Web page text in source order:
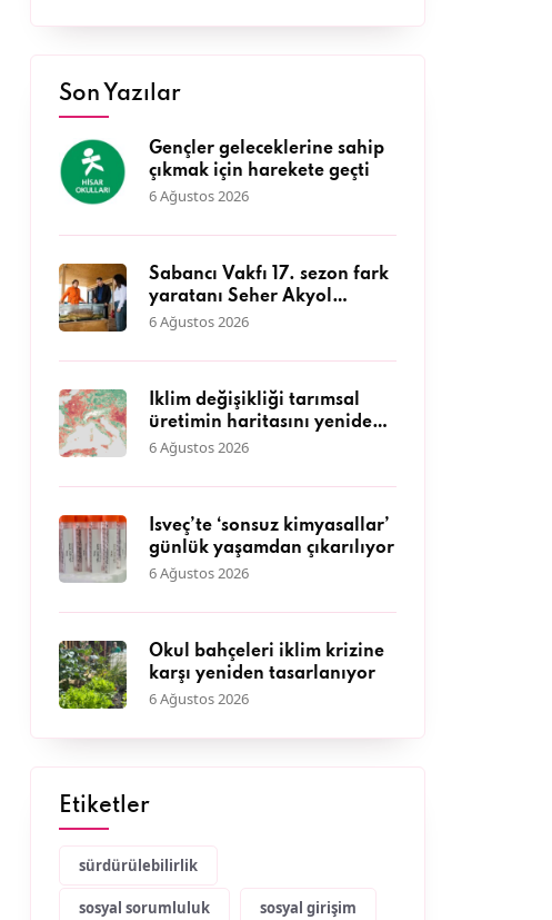
başladı
Son Yazılar
Gençler geleceklerine sahip
çıkmak için harekete geçti
6 Ağustos 2026
Sabancı Vakfı 17. sezon fark
yaratanı Seher Akyol
DEFAKOK Derneği ile kıyı
öncülük ediyor
6 Ağustos 2026
İklim değişikliği tarımsal
üretimin haritasını yeniden
çiziyor
6 Ağustos 2026
İsveç’te ‘sonsuz kimyasallar’
günlük yaşamdan çıkarılıyor
6 Ağustos 2026
Okul bahçeleri iklim krizine
karşı yeniden tasarlanıyor
6 Ağustos 2026
Etiketler
sürdürülebilirlik
sosyal sorumluluk sosyal girişim